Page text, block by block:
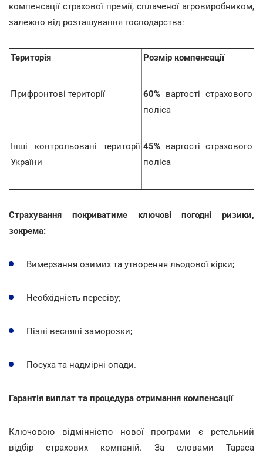
компенсації страхової премії, сплаченої агровиробником,
залежно від розташування господарства:
Територія Розмір компенсації
Прифронтові території 60% вартості страхового
поліса
Інші контрольовані території
України
45% вартості страхового
поліса
Страхування покриватиме ключові погодні ризики,
зокрема:
Вимерзання озимих та утворення льодової кірки;
Необхідність пересіву;
Пізні весняні заморозки;
Посуха та надмірні опади.
Гарантія виплат та процедура отримання компенсації
Ключовою відмінністю нової програми є ретельний
відбір страхових компаній. За словами Тараса